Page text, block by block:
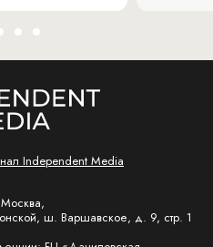
Independent Media
ш. Варшавское, д. 9, стр. 1